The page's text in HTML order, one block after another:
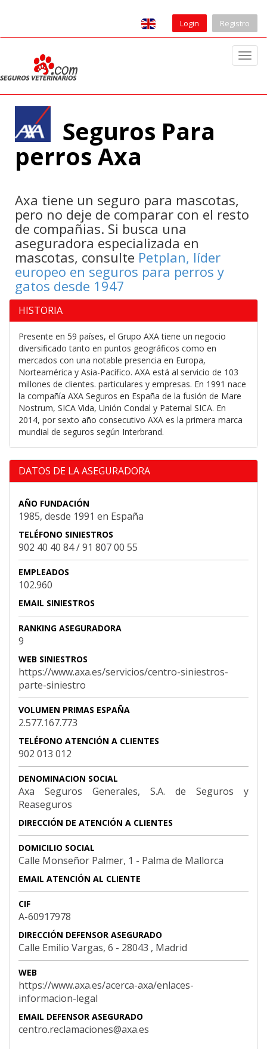
Login Registro
T
a
Seguros Para
perros Axa
Axa tiene un seguro para mascotas,
pero no deje de comparar con el resto
de compañias. Si busca una
aseguradora especializada en
mascotas, consulte Petplan, líder
europeo en seguros para perros y
gatos desde 1947
HISTORIA
Presente en 59 países, el Grupo AXA tiene un negocio
diversificado tanto en puntos geográficos como en
mercados con una notable presencia en Europa,
Norteamérica y Asia-Pacífico. AXA está al servicio de 103
millones de clientes. particulares y empresas. En 1991 nace
la compañía AXA Seguros en España de la fusión de Mare
Nostrum, SICA Vida, Unión Condal y Paternal SICA. En
2014, por sexto año consecutivo AXA es la primera marca
mundial de seguros según Interbrand.
DATOS DE LA ASEGURADORA
AÑO FUNDACIÓN
1985, desde 1991 en España
TELÉFONO SINIESTROS
902 40 40 84 / 91 807 00 55
EMPLEADOS
102.960
EMAIL SINIESTROS
RANKING ASEGURADORA
9
WEB SINIESTROS
https://www.axa.es/servicios/centro-siniestros-
parte-siniestro
VOLUMEN PRIMAS ESPAÑA
2.577.167.773
TELÉFONO ATENCIÓN A CLIENTES
902 013 012
DENOMINACION SOCIAL
Axa Seguros Generales, S.A. de Seguros y
Reaseguros
DIRECCIÓN DE ATENCIÓN A CLIENTES
DOMICILIO SOCIAL
Calle Monseñor Palmer, 1 - Palma de Mallorca
EMAIL ATENCIÓN AL CLIENTE
CIF
A-60917978
DIRECCIÓN DEFENSOR ASEGURADO
Calle Emilio Vargas, 6 - 28043 , Madrid
WEB
https://www.axa.es/acerca-axa/enlaces-
informacion-legal
EMAIL DEFENSOR ASEGURADO
centro.reclamaciones@axa.es